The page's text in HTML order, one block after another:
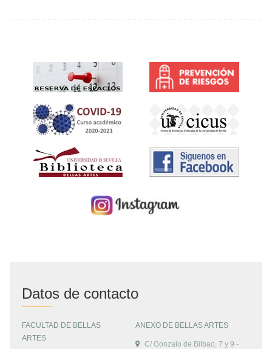
Datos de contacto
FACULTAD DE BELLAS
ARTES
ANEXO DE BELLAS ARTES
C/ Gonzalo de Bilbao, 7 y 9 -